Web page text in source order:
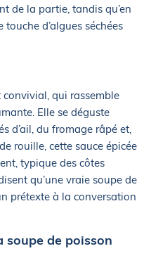
de la partie, tandis qu’en
d’algues séchées
qui rassemble
Elle se déguste
d’ail, du fromage râpé et,
rouille, cette sauce épicée
typique des côtes
qu’une vraie soupe de
prétexte à la conversation
soupe de poisson